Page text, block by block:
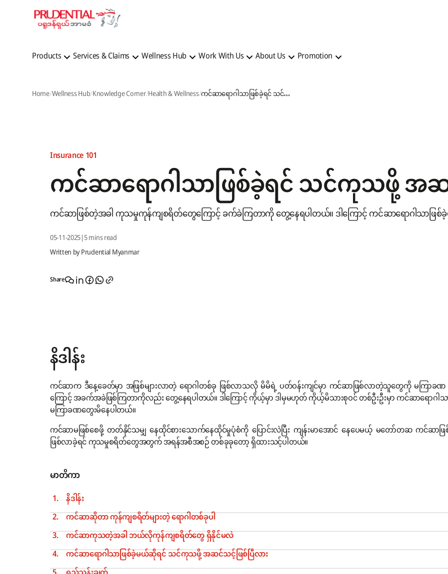
Products Services & Claims Wellness Hub Work With Us About Us Promotion
HomeWellness HubKnowledge CornerHealth & Wellness ကင်ဆာရောဂါသာဖြစ်ခဲ့ရင် သင်ကုသဖို့ အဆင်သင့်ဖြစ်ပြီလား
Insurance 101
ကင်ဆာရောဂါသာဖြစ်ခဲ့ရင် သင်ကုသဖို့ အဆ
ကင်ဆာဖြစ်တဲ့အခါ ကုသမှုကုန်ကျစရိတ်တွေကြောင့် ခက်ခဲကြတာကို တွေ့နေရပါတယ်။ ဒါကြောင့် ကင်ဆာရောဂါသာဖြ
05-11-2025|5 mins read
Written by Prudential Myanmar
Share
နိဒါန်း
ကင်ဆာက ဒီနေ့ခေတ်မှာ အဖြစ်များလာတဲ့ ရောဂါတစ်ခု ဖြစ်လာသလို မိမိရဲ့ ပတ်ဝန်းကျင်မှာ ကင်ဆာဖြစ်လာတဲ့သူတွေကို မကြ
ကြောင့် အခက်အခဲဖြစ်ကြတာကိုလည်း တွေ့နေရပါတယ်။ ဒါကြောင့် ကိုယ့်မှာ ဒါမှမဟုတ် ကိုယ့်မိသားစုဝင် တစ်ဦးဦးမှာ ကင်ဆာရော
မကြာခဏတွေးမိနေပါတယ်။
ကင်ဆာမဖြစ်စေဖို့ တတ်နိုင်သမျှ နေထိုင်စားသောက်နေထိုင်မှုပုံစံကို ပြောင်းလဲပြီး ကျန်းမာအောင် နေပေမယ့် မတော်တဆ ကင်ဆာဖ
ဖြစ်လာခဲ့ရင် ကုသမှုစရိတ်တွေအတွက် အရန်အစီအစဉ် တစ်ခုခုတော့ ရှိထားသင့်ပါတယ်။
မာတိကာ
နိဒါန်း
ကင်ဆာဆိုတာ ကုန်ကျစရိတ်များတဲ့ ရောဂါတစ်ခုပါ
ကင်ဆာကုသတဲ့အခါ ဘယ်လိုကုန်ကျစရိတ်တွေ ရှိနိုင်မလဲ
ကင်ဆာရောဂါသာဖြစ်ခဲ့မယ်ဆိုရင် သင်ကုသဖို့ အဆင်သင့်ဖြစ်ပြီလား